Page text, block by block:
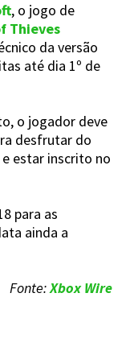
, o jogo de
Thieves
da versão
até dia 1º de
o jogador deve
desfrutar do
estar inscrito no
para as
ainda a
Fonte:Xbox Wire